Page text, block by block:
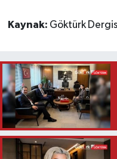
Kaynak: Göktürk